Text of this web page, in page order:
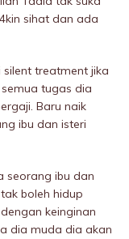
sihat dan ada
treatment jika
tugas dia
Baru naik
ibu dan isteri
seorang ibu dan
boleh hidup
keinginan
dia muda dia akan